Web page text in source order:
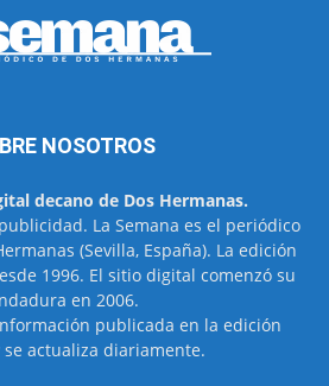
NOSOTROS
decano de Dos Hermanas.
La Semana es el periódico
(Sevilla, España). La edición
1996. El sitio digital comenzó su
en 2006.
publicada en la edición
se actualiza diariamente.